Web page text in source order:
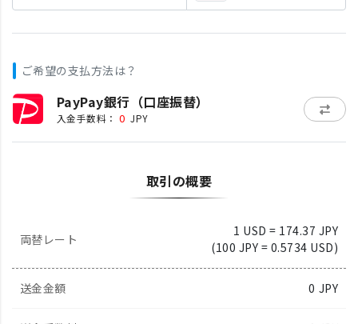
ご希望の支払方法は？
PayPay銀行（口座振替）
入金手数料： 0 JPY
取引の概要
両替レート
1 USD = 174.37 JPY
(100 JPY = 0.5734 USD)
送金金額 0 JPY